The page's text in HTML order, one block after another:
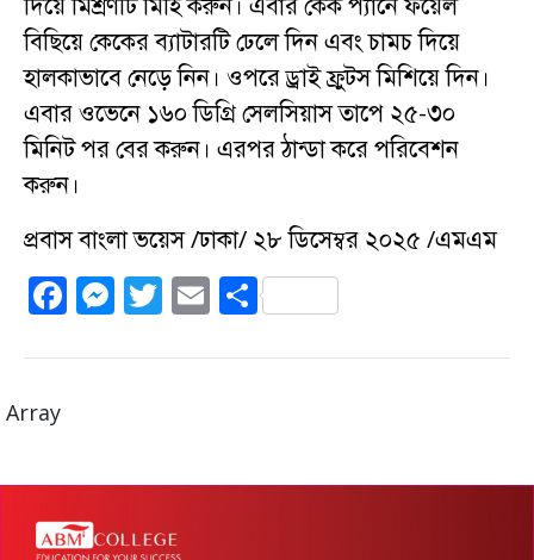
বিছিয়ে কেকের ব্যাটারটি ঢেলে দিন এবং চামচ দিয়ে
হালকাভাবে নেড়ে নিন। ওপরে ড্রাই ফ্রুটস মিশিয়ে দিন।
এবার ওভেনে ১৬০ ডিগ্রি সেলসিয়াস তাপে ২৫-৩০
মিনিট পর বের করুন। এরপর ঠান্ডা করে পরিবেশন
করুন।
প্রবাস বাংলা ভয়েস /ঢাকা/ ২৮ ডিসেম্বর ২০২৫ /এমএম
F
c
o
o
M
ss
g
er
T
it
E
ai
S
a
Array